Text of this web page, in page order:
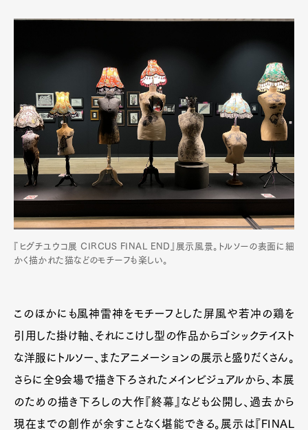
『ヒグチユウコ展 CIRCUS FINAL END』展示風景。トルソーの表面に細
かく描かれた猫などのモチーフも楽しい。
このほかにも風神雷神をモチーフとした屏風や若冲の鶏を
引用した掛け軸、それにこけし型の作品からゴシックテイスト
な洋服にトルソー、またアニメーションの展示と盛りだくさん。
さらに全9会場で描き下ろされたメインビジュアルから、本展
のための描き下ろしの大作『終幕』なども公開し、過去から
現在までの創作が余すことなく堪能できる。展示は『FINAL